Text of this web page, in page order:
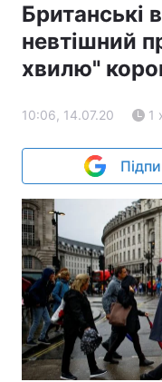
Британські
невтішний
хвилю"
10:06, 14.07.20 1